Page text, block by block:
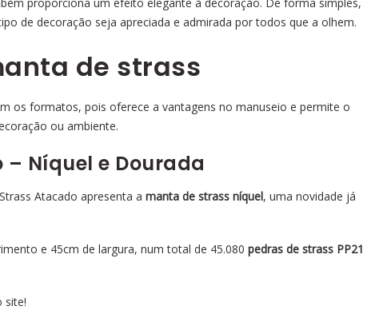
de decoração seja apreciada e admirada por todos que a olhem.
de strass
os formatos, pois oferece a vantagens no manuseio e permite o
ou ambiente.
Níquel e Dourada
Atacado apresenta a manta de strass níquel, uma novidade já
e 45cm de largura, num total de 45.080 pedras de strass PP21
site!